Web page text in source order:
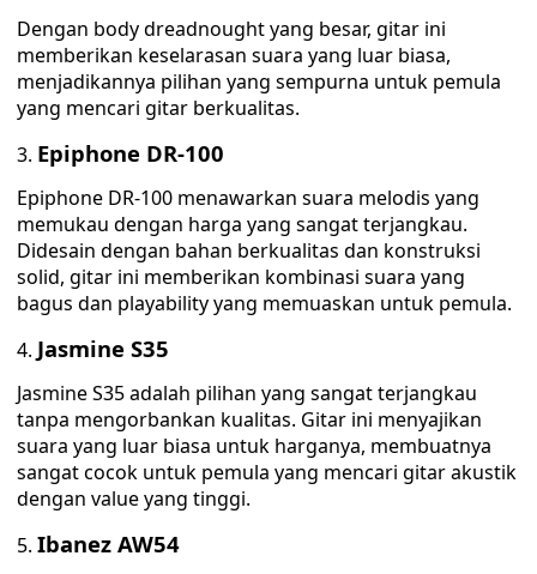
Dengan body dreadnought yang besar, gitar ini
memberikan keselarasan suara yang luar biasa,
menjadikannya pilihan yang sempurna untuk pemula
yang mencari gitar berkualitas.
Epiphone DR-100
Epiphone DR-100 menawarkan suara melodis yang
memukau dengan harga yang sangat terjangkau.
Didesain dengan bahan berkualitas dan konstruksi
solid, gitar ini memberikan kombinasi suara yang
bagus dan playability yang memuaskan untuk pemula.
Jasmine S35
Jasmine S35 adalah pilihan yang sangat terjangkau
tanpa mengorbankan kualitas. Gitar ini menyajikan
suara yang luar biasa untuk harganya, membuatnya
sangat cocok untuk pemula yang mencari gitar akustik
dengan value yang tinggi.
Ibanez AW54